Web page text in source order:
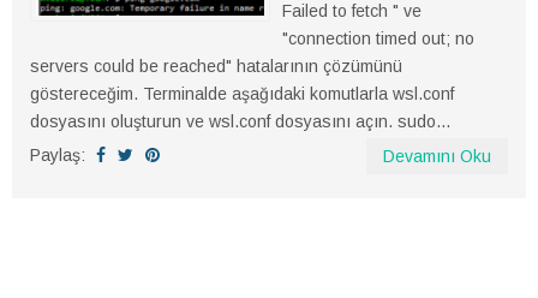
Failed to fetch " ve
"connection timed out; no
servers could be reached" hatalarının çözümünü
göstereceğim. Terminalde aşağıdaki komutlarla wsl.conf
dosyasını oluşturun ve wsl.conf dosyasını açın. sudo...
Paylaş:
Devamını Oku